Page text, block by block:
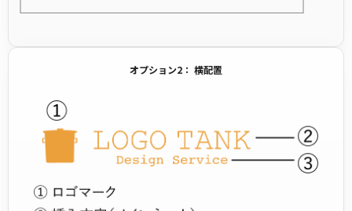
オプション2： 横配置